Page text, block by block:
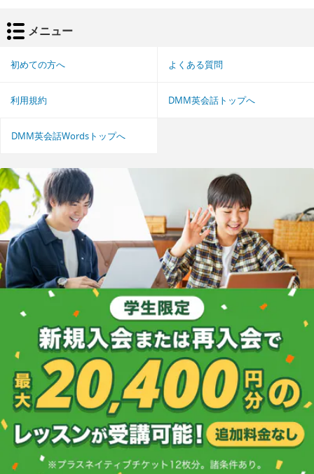
メニュー
初めての方へ よくある質問
利用規約 DMM英会話トップへ
DMM英会話Wordsトップへ